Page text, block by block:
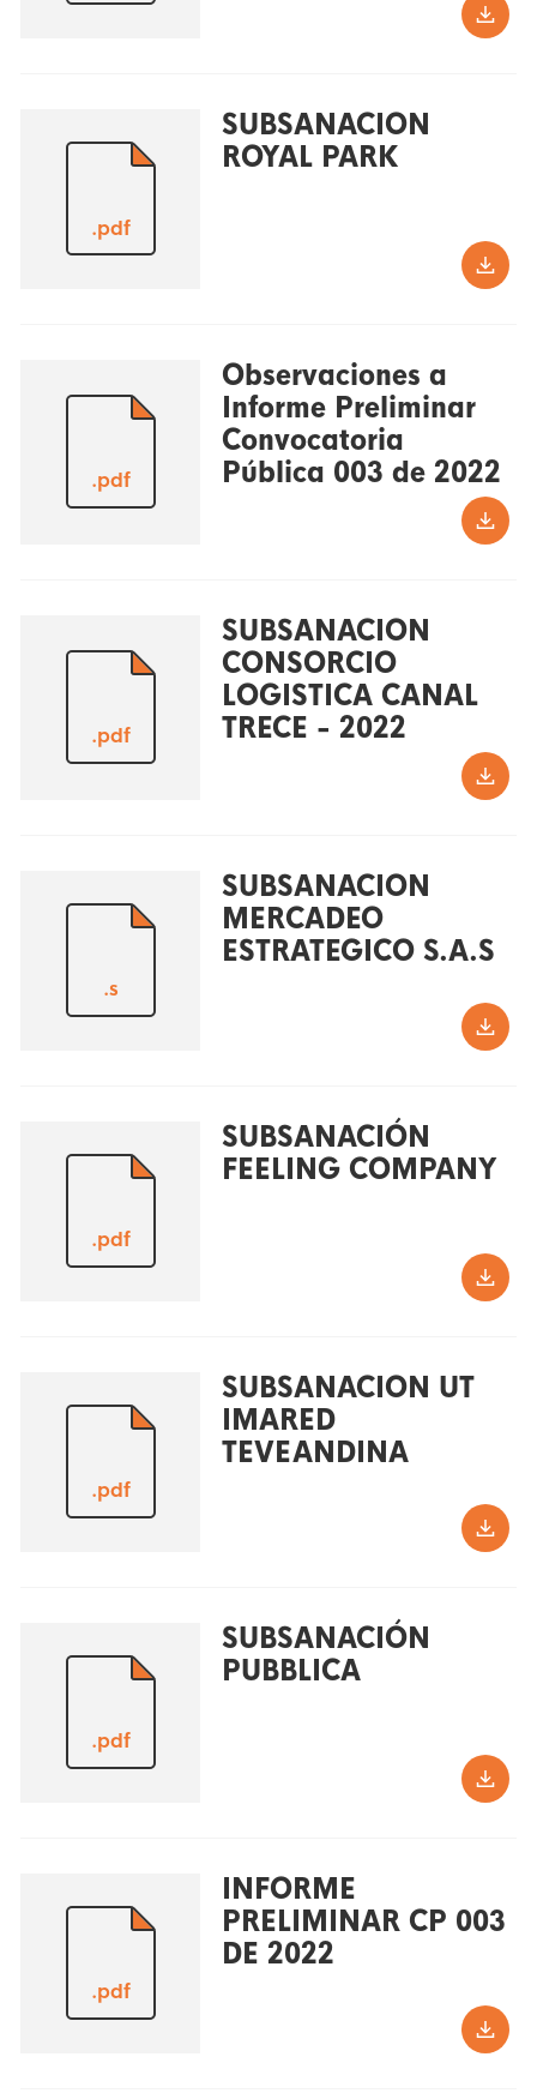
.pdf
SUBSANACION
ROYAL PARK
.pdf
Observaciones a
Informe Preliminar
Convocatoria
Pública 003 de 2022
.pdf
SUBSANACION
CONSORCIO
LOGISTICA CANAL
TRECE - 2022
.s
SUBSANACION
MERCADEO
ESTRATEGICO S.A.S
.pdf
SUBSANACIÓN
FEELING COMPANY
.pdf
SUBSANACION UT
IMARED
TEVEANDINA
.pdf
SUBSANACIÓN
PUBBLICA
.pdf
INFORME
PRELIMINAR CP 003
DE 2022